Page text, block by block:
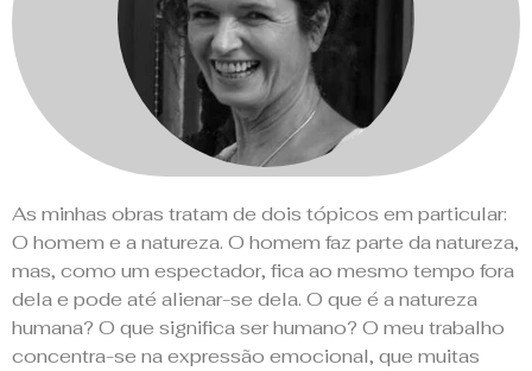
Ellen Erlhagen
no Prova d'Arte
As minhas obras tratam de dois tópicos em particular:
O homem e a natureza. O homem faz parte da natureza,
mas, como um espectador, fica ao mesmo tempo fora
dela e pode até alienar-se dela. O que é a natureza
humana? O que significa ser humano? O meu trabalho
concentra-se na expressão emocional, que muitas